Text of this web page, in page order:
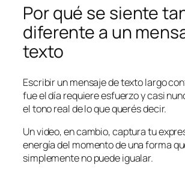
Por qué se siente
diferente a un
texto
Escribir un mensaje de texto largo
fue el día requiere esfuerzo y casi
el tono real de lo que querés decir.
Un video, en cambio, captura tu
energía del momento de una forma
simplemente no puede igualar.